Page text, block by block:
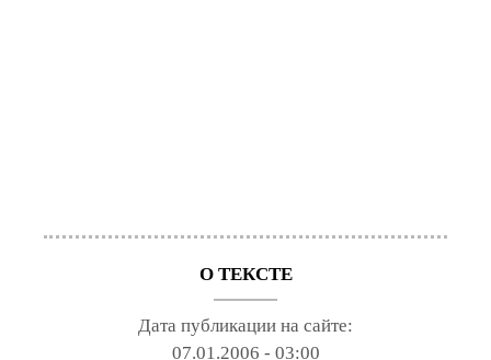
О ТЕКСТЕ
Дата публикации на сайте:
07.01.2006 - 03:00